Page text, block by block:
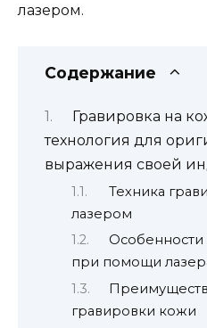
лазером.
Содержание
Гравировка на
технология для
выражения своей
Техника
лазером
Особенности
при помощи
гравировки кожи